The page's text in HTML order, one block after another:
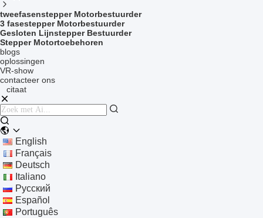
tweefasenstepper Motorbestuurder
3 fasestepper Motorbestuurder
Gesloten Lijnstepper Bestuurder
Stepper Motortoebehoren
blogs
oplossingen
VR-show
contacteer ons
citaat
English
Français
Deutsch
Italiano
Русский
Español
Português